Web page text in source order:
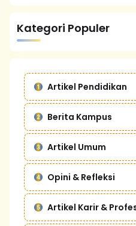
Kategori Populer
Artikel Pendidikan
Berita Kampus
Artikel Umum
Opini & Refleksi
Artikel Karir &